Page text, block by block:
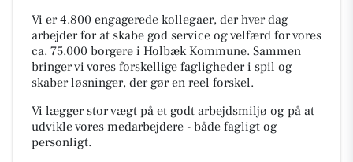
Vi er 4.800 engagerede kollegaer, der hver dag
arbejder for at skabe god service og velfærd for vores
ca. 75.000 borgere i Holbæk Kommune. Sammen
bringer vi vores forskellige fagligheder i spil og
skaber løsninger, der gør en reel forskel.
Vi lægger stor vægt på et godt arbejdsmiljø og på at
udvikle vores medarbejdere - både fagligt og
personligt.